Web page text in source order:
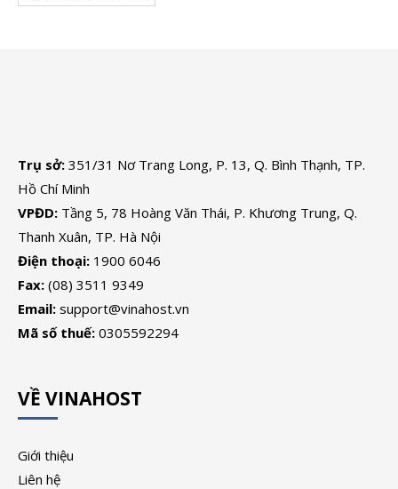
Trụ sở: 351/31 Nơ Trang Long, P. 13, Q. Bình Thạnh, TP.
Hồ Chí Minh
VPĐD: Tầng 5, 78 Hoàng Văn Thái, P. Khương Trung, Q.
Thanh Xuân, TP. Hà Nội
Điện thoại: 1900 6046
Fax: (08) 3511 9349
Email: support@vinahost.vn
Mã số thuế: 0305592294
VỀ VINAHOST
Giới thiệu
Liên hệ